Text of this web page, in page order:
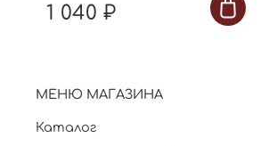
1 040 ₽
МЕНЮ МАГАЗИНА
Каталог